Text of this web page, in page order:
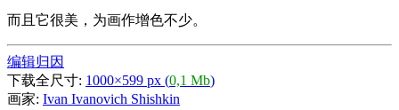
而且它很美，为画作增色不少。
编辑归因
下载全尺寸: 1000×599 px (0,1 Mb)
画家: Ivan Ivanovich Shishkin